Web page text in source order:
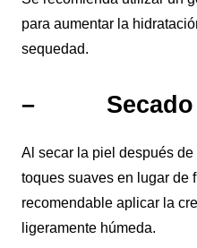
para aumentar la
sequedad.
– Secado
Al secar la piel después
toques suaves en lugar de
recomendable aplicar la
ligeramente húmeda.